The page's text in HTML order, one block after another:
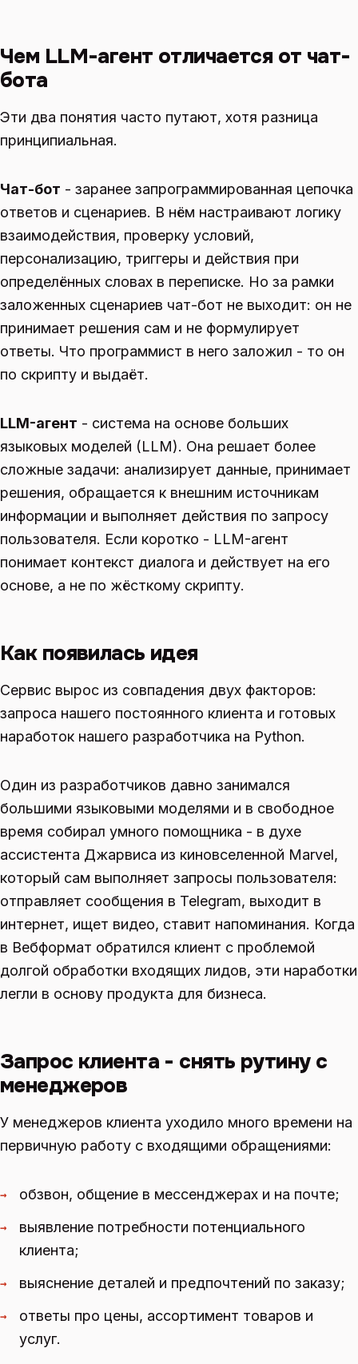
Чем LLM-агент отличается от чат-
бота
Эти два понятия часто путают, хотя разница
принципиальная.
Чат-бот - заранее запрограммированная цепочка
ответов и сценариев. В нём настраивают логику
взаимодействия, проверку условий,
персонализацию, триггеры и действия при
определённых словах в переписке. Но за рамки
заложенных сценариев чат-бот не выходит: он не
принимает решения сам и не формулирует
ответы. Что программист в него заложил - то он
по скрипту и выдаёт.
LLM-агент - система на основе больших
языковых моделей (LLM). Она решает более
сложные задачи: анализирует данные, принимает
решения, обращается к внешним источникам
информации и выполняет действия по запросу
пользователя. Если коротко - LLM-агент
понимает контекст диалога и действует на его
основе, а не по жёсткому скрипту.
Как появилась идея
Сервис вырос из совпадения двух факторов:
запроса нашего постоянного клиента и готовых
наработок нашего разработчика на Python.
Один из разработчиков давно занимался
большими языковыми моделями и в свободное
время собирал умного помощника - в духе
ассистента Джарвиса из киновселенной Marvel,
который сам выполняет запросы пользователя:
отправляет сообщения в Telegram, выходит в
интернет, ищет видео, ставит напоминания. Когда
в Вебформат обратился клиент с проблемой
долгой обработки входящих лидов, эти наработки
легли в основу продукта для бизнеса.
Запрос клиента - снять рутину с
менеджеров
У менеджеров клиента уходило много времени на
первичную работу с входящими обращениями:
→ обзвон, общение в мессенджерах и на почте;
→
выявление потребности потенциального
клиента;
→ выяснение деталей и предпочтений по заказу;
→
ответы про цены, ассортимент товаров и
услуг.